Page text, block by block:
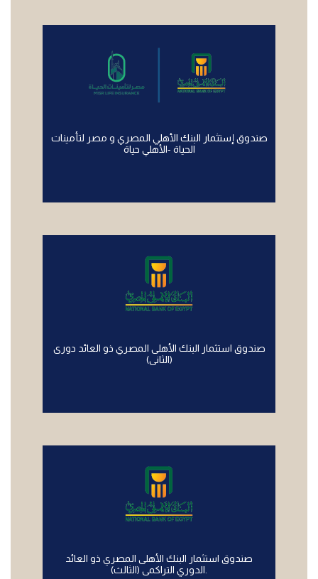
صندوق إستثمار البنك الأهلي المصري و مصر لتأمينات
الحياة -الأهلي حياة
صندوق استثمار البنك الأهلى المصري ذو العائد دورى
(الثانى)
صندوق استثمار البنك الأهلى المصري ذو العائد